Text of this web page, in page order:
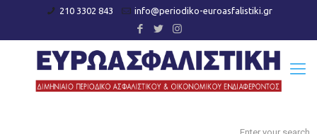
210 3302 843 info@periodiko-euroasfalistiki.gr